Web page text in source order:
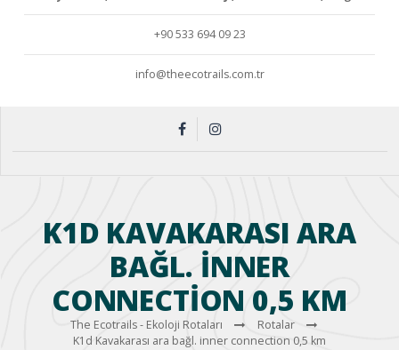
+90 533 694 09 23
info@theecotrails.com.tr
K1D KAVAKARASI ARA
BAĞL. INNER
CONNECTION 0,5 KM
The Ecotrails - Ekoloji Rotaları
Rotalar
K1d Kavakarası ara bağl. inner connection 0,5 km